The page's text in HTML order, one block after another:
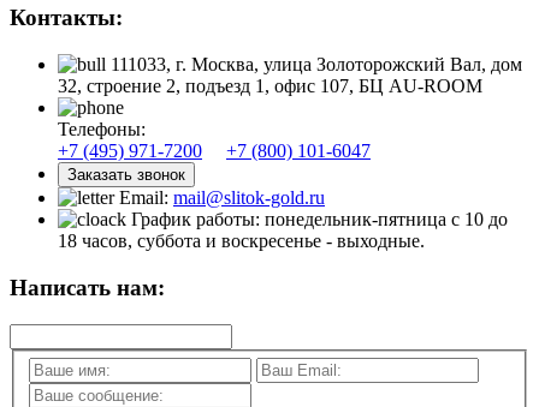
Контакты:
111033, г. Москва, улица Золоторожский Вал, дом
32, строение 2, подъезд 1, офис 107, БЦ AU-ROOM
Телефоны:
+7 (495) 971-7200
+7 (800) 101-6047
Заказать звонок
Email: mail@slitok-gold.ru
График работы: понедельник-пятница с 10 до
18 часов, суббота и воскресенье - выходные.
Написать нам: